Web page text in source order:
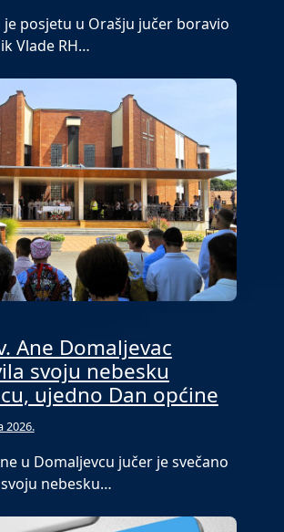
posjetu u Orašju jučer boravio
Vlade RH…
Ane Domaljevac
svoju nebesku
ujedno Dan općine
2026.
u Domaljevcu jučer je svečano
nebesku…